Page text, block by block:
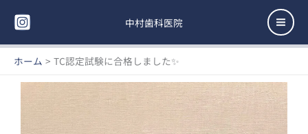
ス
中村歯科医院
ホーム TC認定試験に合格しました✨